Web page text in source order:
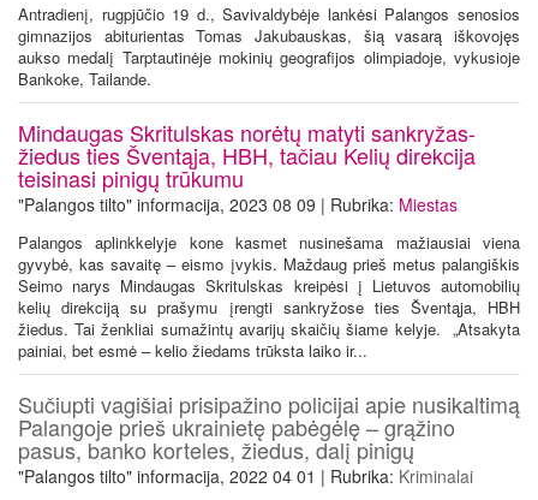
Antradienį, rugpjūčio 19 d., Savivaldybėje lankėsi Palangos senosios
gimnazijos abiturientas Tomas Jakubauskas, šią vasarą iškovojęs
aukso medalį Tarptautinėje mokinių geografijos olimpiadoje, vykusioje
Bankoke, Tailande.
Mindaugas Skritulskas norėtų matyti sankryžas-
žiedus ties Šventąja, HBH, tačiau Kelių direkcija
teisinasi pinigų trūkumu
"Palangos tilto" informacija, 2023 08 09 | Rubrika: Miestas
Palangos aplinkkelyje kone kasmet nusinešama mažiausiai viena
gyvybė, kas savaitę – eismo įvykis. Maždaug prieš metus palangiškis
Seimo narys Mindaugas Skritulskas kreipėsi į Lietuvos automobilių
kelių direkciją su prašymu įrengti sankryžose ties Šventąja, HBH
žiedus. Tai ženkliai sumažintų avarijų skaičių šiame kelyje. „Atsakyta
painiai, bet esmė – kelio žiedams trūksta laiko ir...
Sučiupti vagišiai prisipažino policijai apie nusikaltimą
Palangoje prieš ukrainietę pabėgėlę – grąžino
pasus, banko korteles, žiedus, dalį pinigų
"Palangos tilto" informacija, 2022 04 01 | Rubrika: Kriminalai